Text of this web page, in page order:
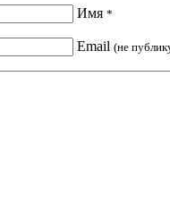
Имя *
Email (не